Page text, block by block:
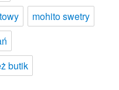
mohito swetry
butik